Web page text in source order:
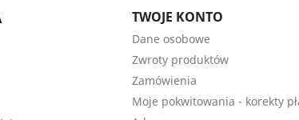
TWOJE KONTO
Dane osobowe
Zwroty produktów
Zamówienia
Moje pokwitowania - korekty